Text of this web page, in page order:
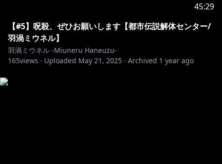
45:29
【#5】呪殺、ぜひお願いします【都市伝説解体センター/
羽渦ミウネル】
羽渦ミウネル -Miuneru Haneuzu-
165views · Uploaded May 21, 2025 · Archived 1 year ago